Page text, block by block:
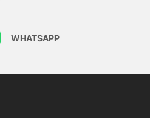
WHATSAPP